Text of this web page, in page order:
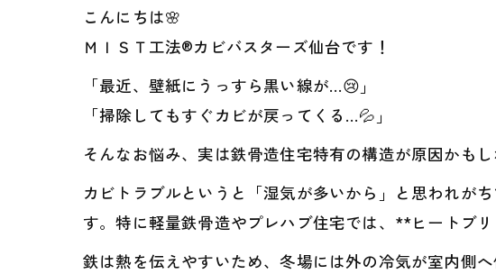
こんにちは🌸
ＭＩＳＴ工法®カビバスターズ仙台です！
「最近、壁紙にうっすら黒い線が…😢」
「掃除してもすぐカビが戻ってくる…💦」
そんなお悩み、実は鉄骨造住宅特有の構造が原因かも
カビトラブルというと「湿気が多いから」と思われが
す。特に軽量鉄骨造やプレハブ住宅では、**ヒートブ
鉄は熱を伝えやすいため、冬場には外の冷気が室内側